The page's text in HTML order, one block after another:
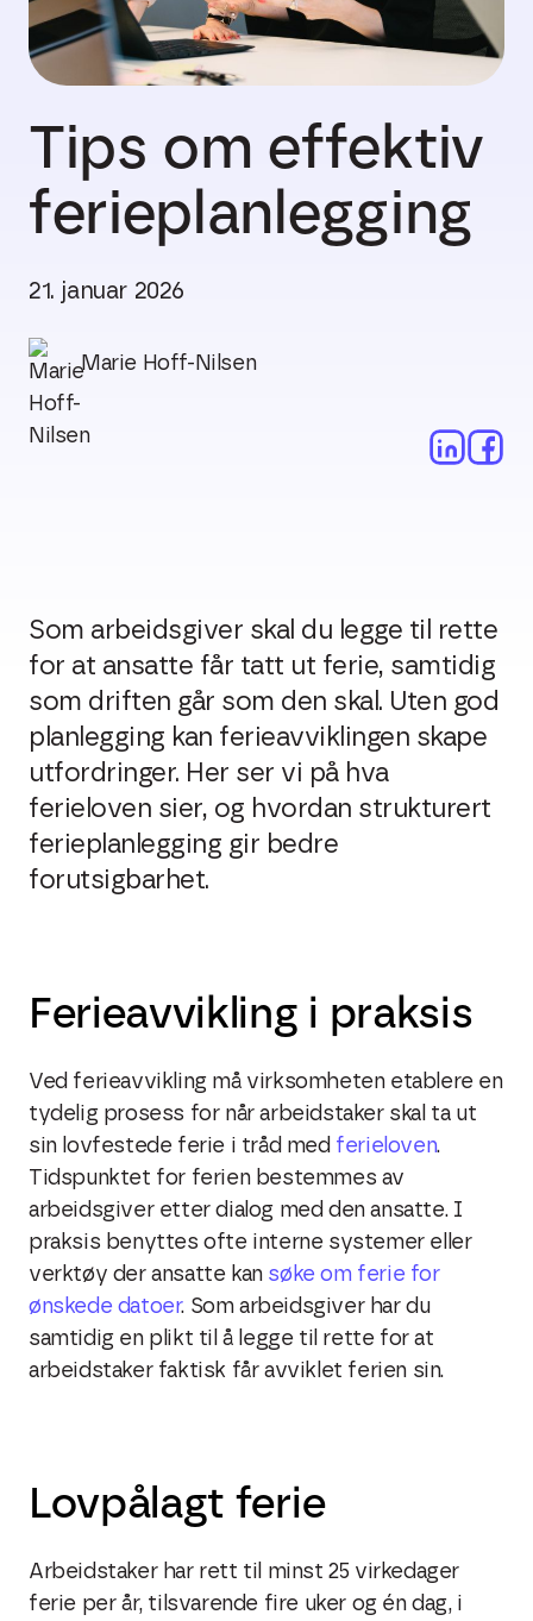
Tips om effektiv
ferieplanlegging
21. januar 2026
Marie Hoff-Nilsen
Som arbeidsgiver skal du legge til rette
for at ansatte får tatt ut ferie, samtidig
som driften går som den skal. Uten god
planlegging kan ferieavviklingen skape
utfordringer. Her ser vi på hva
ferieloven sier, og hvordan strukturert
ferieplanlegging gir bedre
forutsigbarhet.
Ferieavvikling i praksis
Ved ferieavvikling må virksomheten etablere en
tydelig prosess for når arbeidstaker skal ta ut
sin lovfestede ferie i tråd med ferieloven.
Tidspunktet for ferien bestemmes av
arbeidsgiver etter dialog med den ansatte. I
praksis benyttes ofte interne systemer eller
verktøy der ansatte kan søke om ferie for
ønskede datoer. Som arbeidsgiver har du
samtidig en plikt til å legge til rette for at
arbeidstaker faktisk får avviklet ferien sin.
Lovpålagt ferie
Arbeidstaker har rett til minst 25 virkedager
ferie per år, tilsvarende fire uker og én dag, i